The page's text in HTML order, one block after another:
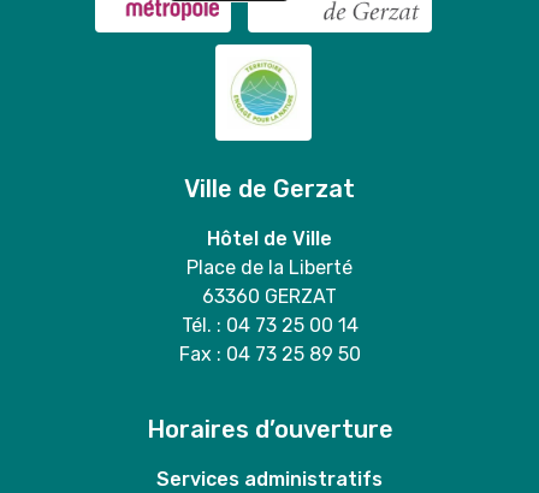
Ville de Gerzat
Hôtel de Ville
Place de la Liberté
63360 GERZAT
Tél. : 04 73 25 00 14
Fax : 04 73 25 89 50
Horaires d’ouverture
Services administratifs